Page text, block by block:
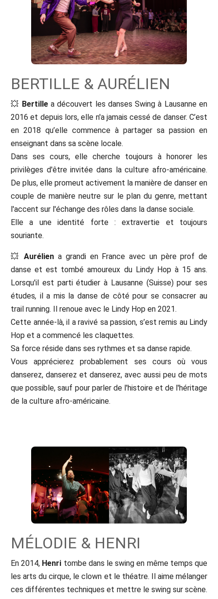
BERTILLE & AURÉLIEN
💥 Bertillea découvert les danses Swing à Lausanne en
2016 et depuis lors, elle n'a jamais cessé de danser. C’est
en 2018 qu’elle commence à partager sa passion en
enseignant dans sa scène locale.
Dans ses cours, elle cherche toujours à honorer les
privilèges d'être invitée dans la culture afro-américaine.
De plus, elle promeut activement la manière de danser en
couple de manière neutre sur le plan du genre, mettant
l'accent sur l'échange des rôles dans la danse sociale.
Elle a une identité forte : extravertie et toujours
souriante.
💥Aurélien a grandi en France avec un père prof de
danse et est tombé amoureux du Lindy Hop à 15 ans.
Lorsqu'il est parti étudier à Lausanne (Suisse) pour ses
études, il a mis la danse de côté pour se consacrer au
trail running. Il renoue avec le Lindy Hop en 2021.
Cette année-là, il a ravivé sa passion, s’est remis au Lindy
Hop et a commencé les claquettes.
Sa force réside dans ses rythmes et sa danse rapide.
Vous apprécierez probablement ses cours où vous
danserez, danserez et danserez, avec aussi peu de mots
que possible, sauf pour parler de l'histoire et de l'héritage
de la culture afro-américaine.
MÉLODIE & HENRI
En 2014, Henri tombe dans le swing en même temps que
les arts du cirque, le clown et le théatre. Il aime mélanger
ces différentes techniques et mettre le swing sur scène.